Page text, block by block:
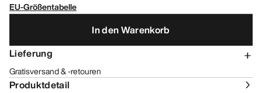
EU-Größentabelle
In den Warenkorb
Lieferung
Gratisversand & -retouren
Produktdetail